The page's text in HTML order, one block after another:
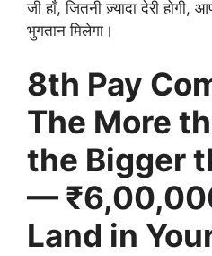
जी हाँ, जितनी ज़्यादा देरी होगी,
भुगतान मिलेगा।
8th Pay
The More
the Bigger
—
Land in